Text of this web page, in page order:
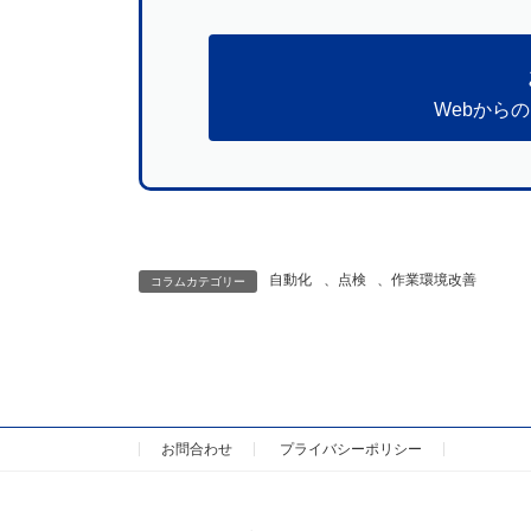
Webから
コラムカテゴリー 自動化 点検 、作業環境改善
お問合わせ プライバシーポリシー